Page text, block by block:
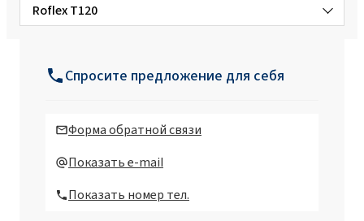
Roflex T120
Roflex T70
Спросите предложение для себя
Форма обратной связи
Показать e-mail
Показать номер тел.